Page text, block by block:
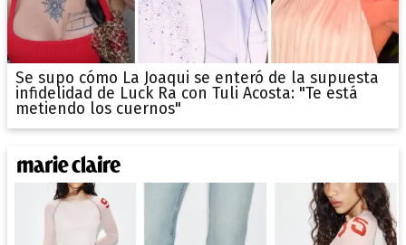
Se supo cómo La Joaqui se enteró de la supuesta
infidelidad de Luck Ra con Tuli Acosta: "Te está
metiendo los cuernos"